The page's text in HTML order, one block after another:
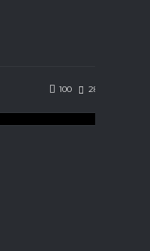
100 286